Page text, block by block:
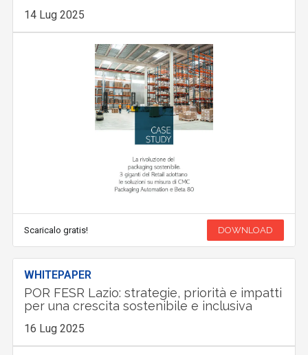
14 Lug 2025
Scaricalo gratis! DOWNLOAD
WHITEPAPER
POR FESR Lazio: strategie, priorità e impatti
per una crescita sostenibile e inclusiva
16 Lug 2025